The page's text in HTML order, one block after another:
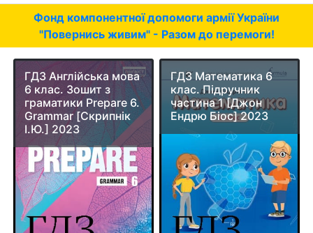
Фонд компонентної допомоги армії України
"Повернись живим" - Разом до перемоги!
ГДЗ Англійська мова
6 клас. Зошит з
граматики Prepare 6.
Grammar [Скрипнік
І.Ю.] 2023
ГДЗ Математика 6
клас. Підручник
частина 1 [Джон
Ендрю Біос] 2023